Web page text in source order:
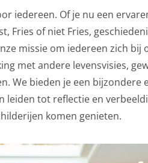
iedereen. Of je nu een
Fries of niet Fries,
missie om iedereen zich bij
met andere levensvisies,
We bieden je een bijzondere
leiden tot reflectie en
komen genieten.
via social media. Maakt
(apps), gerelateerd aan
cookies
voor
aanbiedingen baseren we op
delen met je vrienden via